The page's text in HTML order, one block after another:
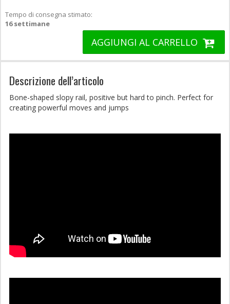
Tempo di consegna stimato:
16 settimane
AGGIUNGI AL CARRELLO
Descrizione dell’articolo
Bone-shaped slopy rail, positive but hard to pinch. Perfect for
creating powerful moves and jumps